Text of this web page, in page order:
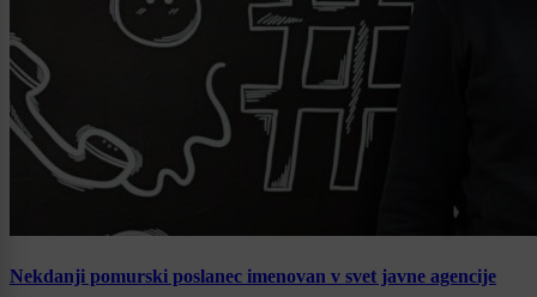
Nekdanji pomurski poslanec imenovan v svet javne agencije